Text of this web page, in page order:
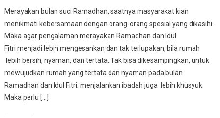
Merayakan bulan suci Ramadhan, saatnya masyarakat kian
menikmati kebersamaan dengan orang-orang spesial yang dikasihi.
Maka agar pengalaman merayakan Ramadhan dan Idul
Fitri menjadi lebih mengesankan dan tak terlupakan, bila rumah
lebih bersih, nyaman, dan tertata. Tak bisa dikesampingkan, untuk
mewujudkan rumah yang tertata dan nyaman pada bulan
Ramadhan dan Idul Fitri, menjalankan ibadah juga lebih khusyuk.
Maka perlu […]